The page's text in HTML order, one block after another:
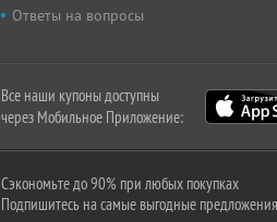
Ответы на вопросы
Все наши купоны доступны
через Мобильное Приложение:
Сэкономьте до 90% при любых покупках
Подпишитесь на самые выгодные предложения